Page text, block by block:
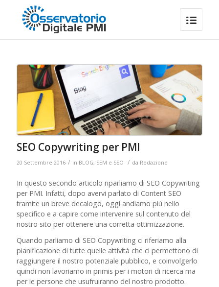
SEO Copywriting per PMI
20 Settembre 2016 / in BLOG, SEM e SEO / da Redazione
In questo secondo articolo riparliamo di SEO Copywriting
per PMI. Infatti, dopo avervi parlato di Content SEO
tramite un breve decalogo, oggi andiamo più nello
specifico e a capire come intervenire sul contenuto del
nostro sito per ottenere una corretta ottimizzazione.
Quando parliamo di SEO Copywriting ci riferiamo alla
pianificazione di tutte quelle attività che ci permettono di
raggiungere il nostro potenziale pubblico, e coinvolgerlo
quindi non lavoriamo in primis per i motori di ricerca ma
per le persone che usufruiranno del nostro prodotto.